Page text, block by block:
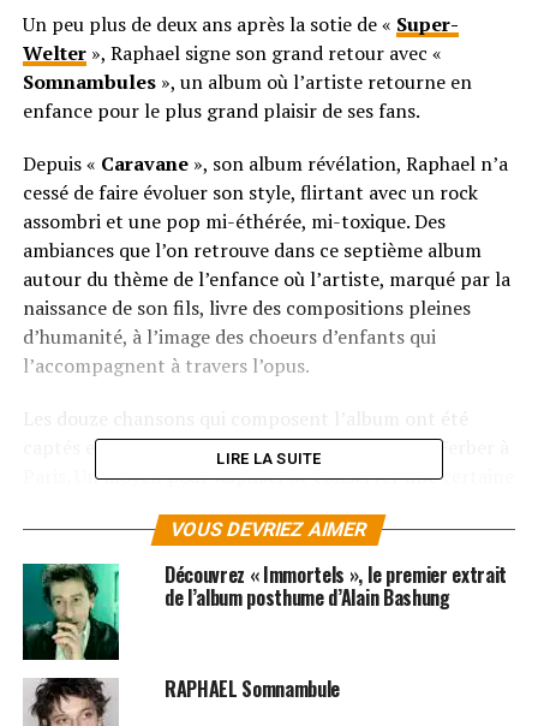
Un peu plus de deux ans après la sotie de « Super-
Welter», Raphael signe son grand retour avec «
Somnambules», un album où l’artiste retourne en
enfance pour le plus grand plaisir de ses fans.
Depuis « Caravane», son album révélation, Raphael n’a
cessé de faire évoluer son style, flirtant avec un rock
assombri et une pop mi-éthérée, mi-toxique. Des
ambiances que l’on retrouve dans ce septième album
autour du thème de l’enfance où l’artiste, marqué par la
naissance de son fils, livre des compositions pleines
d’humanité, à l’image des choeurs d’enfants qui
l’accompagnent à travers l’opus.
captés en live en à peine une semaine au studio Ferber à
Paris. Un moyen pour Raphael de conserver une certaine
Somnambules » ne comporte que des instruments
acoustiques, à part une guitare électrique sur un unique
titre. «Somnambules» révèle unRaphaelen pleine
maturité, parfois grave, et toujours poète.
LES ALBUMS DE RAPHAEL SONT DISPONIBLES ICI
LIRE LA SUITE
VOUS DEVRIEZ AIMER
Découvrez « Immortels », le premier extrait
de l’album posthume d’Alain Bashung
RAPHAEL Somnambule